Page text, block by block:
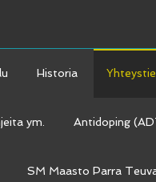
Historia
ym. Antidoping
SM Maasto Parra